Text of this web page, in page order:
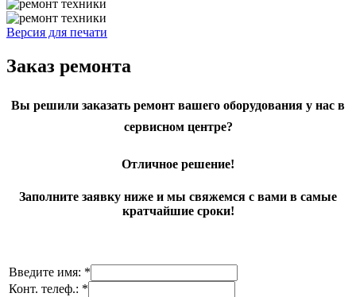
Версия для печати
Заказ ремонта
Вы решили заказать ремонт вашего оборудования у нас в
сервисном центре?
Отличное решение!
Заполните заявку ниже и мы свяжемся с вами в самые
кратчайшие сроки!
Введите имя: *
Конт. телеф.: *